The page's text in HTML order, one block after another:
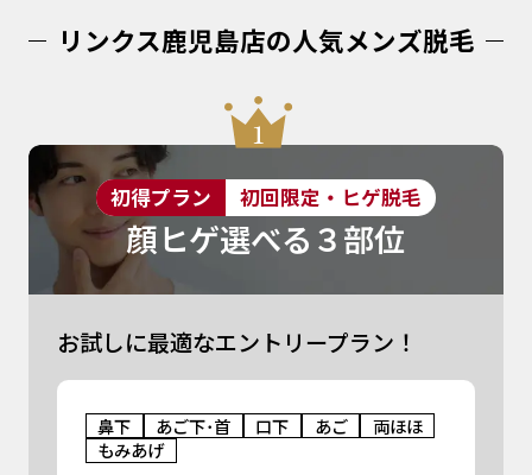
リンクス鹿児島店の人気メンズ脱毛
初得プラン 初回限定・ヒゲ脱毛
顔ヒゲ選べる３部位
お試しに最適なエントリープラン！
鼻下 あご下･首 口下 あご
両ほほ
もみあげ